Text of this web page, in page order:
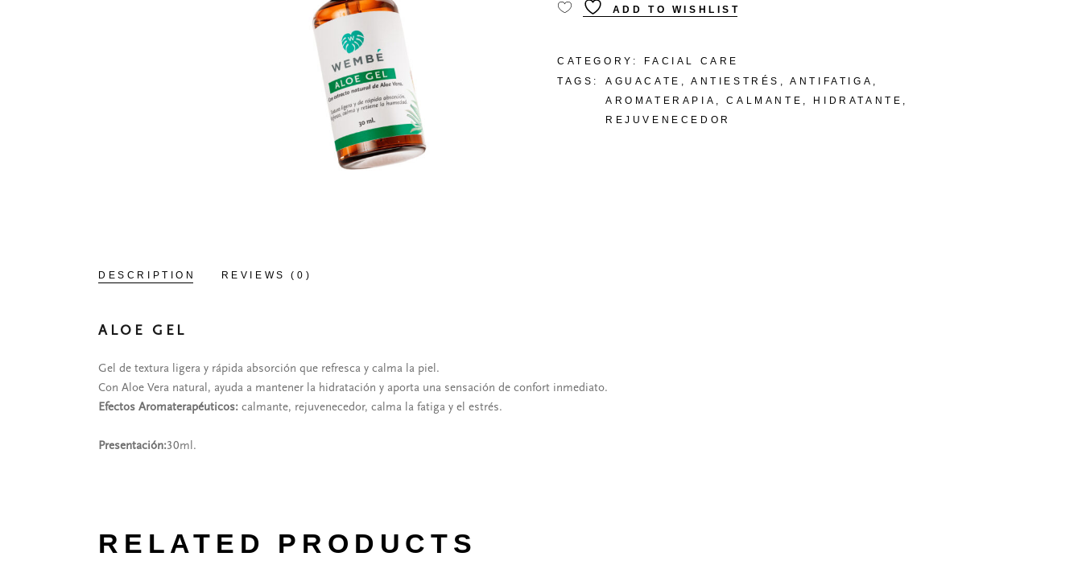
ADD TO WISHLIST
CATEGORY:
FACIAL CARE
TAGS:
AGUACATE ,ANTIESTRÉS ,ANTIFATIGA ,
AROMATERAPIA ,CALMANTE , HIDRATANTE ,
REJUVENECEDOR
DESCRIPTION REVIEWS (0)
ALOE GEL
Gel de textura ligera y rápida absorción que refresca y calma la piel.
Con Aloe Vera natural, ayuda a mantener la hidratación y aporta una sensación de confort inmediato.
Efectos Aromaterapéuticos: calmante, rejuvenecedor, calma la fatiga y el estrés.
Presentación:30ml.
RELATED PRODUCTS